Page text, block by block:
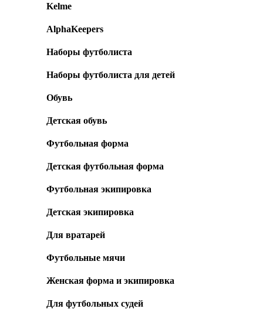
Kelme
AlphaKeepers
Наборы футболиста
Наборы футболиста для детей
Обувь
Детская обувь
Футбольная форма
Детская футбольная форма
Футбольная экипировка
Детская экипировка
Для вратарей
Футбольные мячи
Женская форма и экипировка
Для футбольных судей